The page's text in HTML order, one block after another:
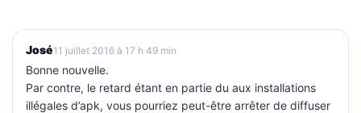
José11 juillet 2016 à 17 h 49 min
Bonne nouvelle.
Par contre, le retard étant en partie du aux installations
illégales d’apk, vous pourriez peut-être arrêter de diffuser